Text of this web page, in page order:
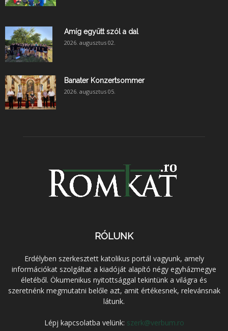
Amíg együtt szól a dal
2026. augusztus 02.
Banater Konzertsommer
2026. augusztus 05.
RÓLUNK
Erdélyben szerkesztett katolikus portál vagyunk, amely
információkat szolgáltat a kiadóját alapító négy egyházmegye
életéből. Ökumenikus nyitottsággal tekintünk a világra és
szeretnénk megmutatni belőle azt, amit értékesnek, relevánsnak
látunk.
Lépj kapcsolatba velünk: szerk@verbum.ro